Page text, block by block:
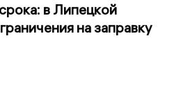
в Липецкой
на заправку